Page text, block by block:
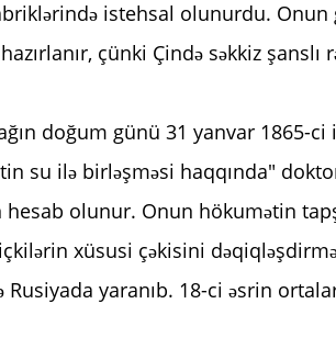
istehsal olunurdu. Onun
çünki Çində səkkiz şanslı
doğum günü 31 yanvar 1865-ci
su ilə birləşməsi haqqında"
olunur. Onun hökumətin
xüsusi çəkisini
Rusiyada yaranıb. 18-ci əsrin